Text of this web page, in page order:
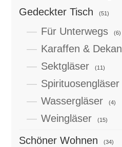
Gedeckter Tisch
(51)
Für Unterwegs (6)
Karaffen &
Sektgläser (11)
Spirituosengläser
Wassergläser (4)
Weingläser (15)
Schöner Wohnen (34)